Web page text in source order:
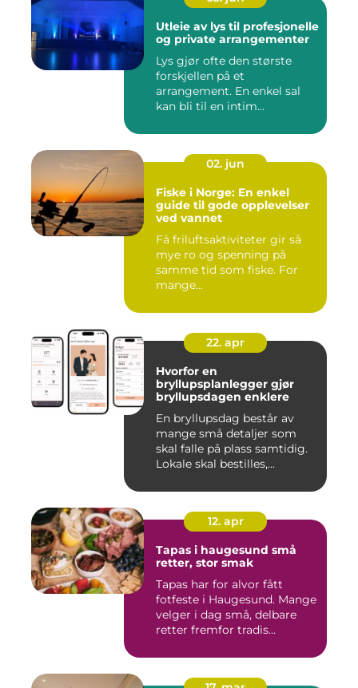
Utleie av lys til profesjonelle
og private arrangementer
Lys gjør ofte den største
forskjellen på et
arrangement. En enkel sal
kan bli til en intim
02. jun
Fiske i Norge: En enkel
guide til gode opplevelser
ved vannet
Få friluftsaktiviteter gir så
mye ro og spenning på
samme tid som fiske. For
mange...
22. apr
Hvorfor en
bryllupsplanlegger gjør
bryllupsdagen enklere
En bryllupsdag består av
mange små detaljer som
skal falle på plass samtidig.
Lokale skal bestilles,...
12. apr
Tapas i haugesund små
retter, stor smak
Tapas har for alvor fått
fotfeste i Haugesund. Mange
velger i dag små, delbare
retter fremfor tradis...